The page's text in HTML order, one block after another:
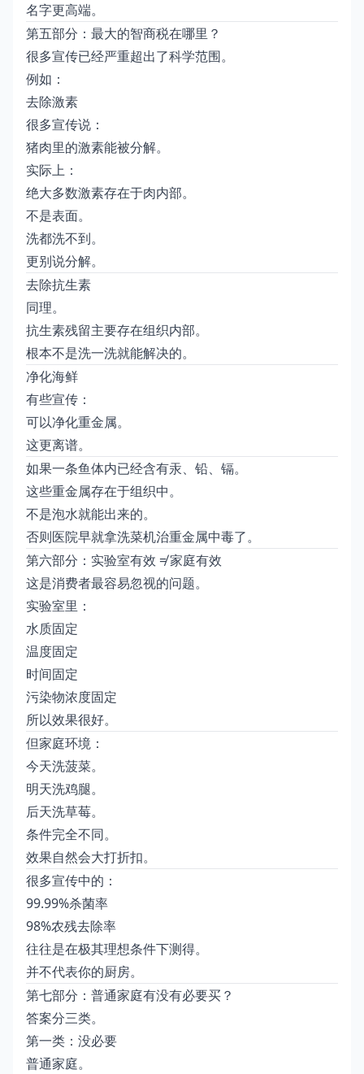
名字更高端。
第五部分：最大的智商税在哪里？
很多宣传已经严重超出了科学范围。
例如：
去除激素
很多宣传说：
猪肉里的激素能被分解。
实际上：
绝大多数激素存在于肉内部。
不是表面。
洗都洗不到。
更别说分解。
去除抗生素
同理。
抗生素残留主要存在组织内部。
根本不是洗一洗就能解决的。
净化海鲜
有些宣传：
可以净化重金属。
这更离谱。
如果一条鱼体内已经含有汞、铅、镉。
这些重金属存在于组织中。
不是泡水就能出来的。
否则医院早就拿洗菜机治重金属中毒了。
第六部分：实验室有效 ≠ 家庭有效
这是消费者最容易忽视的问题。
实验室里：
水质固定
温度固定
时间固定
污染物浓度固定
所以效果很好。
但家庭环境：
今天洗菠菜。
明天洗鸡腿。
后天洗草莓。
条件完全不同。
效果自然会大打折扣。
很多宣传中的：
99.99%杀菌率
98%农残去除率
往往是在极其理想条件下测得。
并不代表你的厨房。
第七部分：普通家庭有没有必要买？
答案分三类。
第一类：没必要
普通家庭。